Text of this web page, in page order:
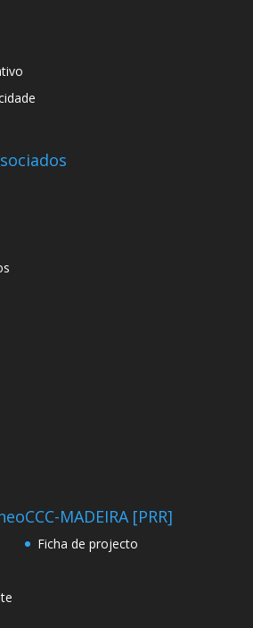
CCC-MADEIRA [PRR]
Ficha de projecto